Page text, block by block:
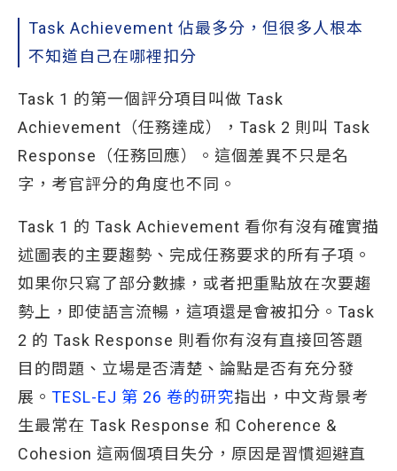
Task Achievement 佔最多分，但很多人根本
不知道自己在哪裡扣分
Task 1 的第一個評分項目叫做 Task
Achievement（任務達成），Task 2 則叫 Task
Response（任務回應）。這個差異不只是名
字，考官評分的角度也不同。
Task 1 的 Task Achievement 看你有沒有確實描
述圖表的主要趨勢、完成任務要求的所有子項。
如果你只寫了部分數據，或者把重點放在次要趨
勢上，即使語言流暢，這項還是會被扣分。Task
2 的 Task Response 則看你有沒有直接回答題
目的問題、立場是否清楚、論點是否有充分發
展。 TESL-EJ 第 26 卷的研究指出，中文背景考
生最常在 Task Response 和 Coherence &
Cohesion 這兩個項目失分，原因是習慣迴避直